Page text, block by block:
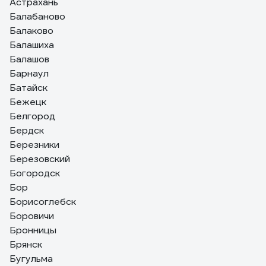
Балабаново
Балаково
Балашиха
Балашов
Барнаул
Батайск
Бежецк
Белгород
Бердск
Березники
Березовский
Богородск
Бор
Борисоглебск
Боровичи
Бронницы
Брянск
Бугульма